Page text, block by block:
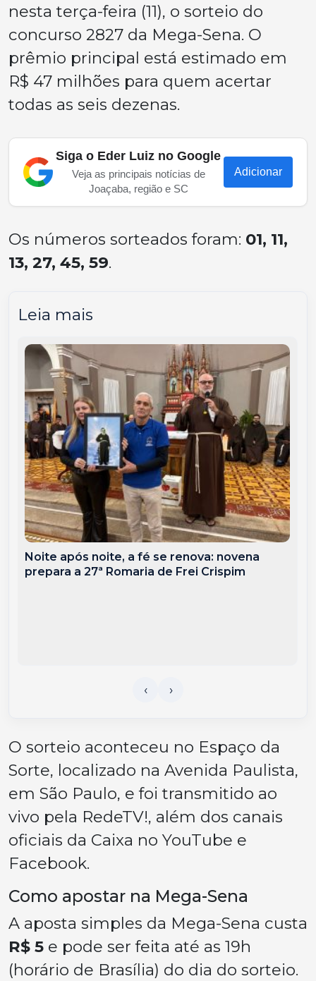
nesta terça-feira (11), o sorteio do
concurso 2827 da Mega-Sena. O
prêmio principal está estimado em
R$ 47 milhões para quem acertar
todas as seis dezenas.
Siga o Eder Luiz no Google
Veja as principais notícias de
Joaçaba, região e SC
Adicionar
Os números sorteados foram: 01, 11,
13, 27, 45, 59.
Leia mais
Noite após noite, a fé se renova: novena
prepara a 27ª Romaria de Frei Crispim
O sorteio aconteceu no Espaço da
Sorte, localizado na Avenida Paulista,
em São Paulo, e foi transmitido ao
vivo pela RedeTV!, além dos canais
oficiais da Caixa no YouTube e
Facebook.
Como apostar na Mega-Sena
A aposta simples da Mega-Sena custa
R$ 5 e pode ser feita até as 19h
(horário de Brasília) do dia do sorteio.